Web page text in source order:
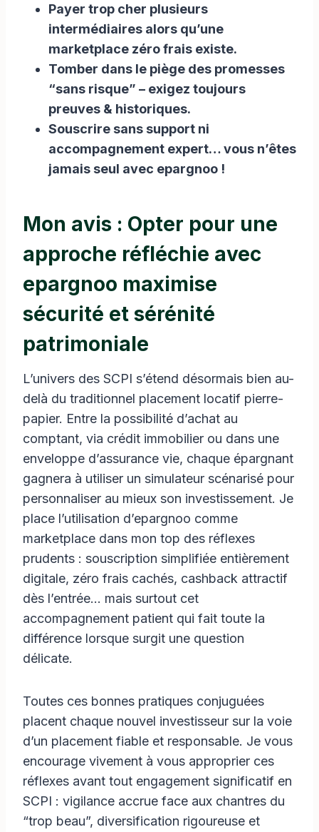
Payer trop cher plusieurs
intermédiaires alors qu’une
marketplace zéro frais existe.
Tomber dans le piège des promesses
“sans risque” – exigez toujours
preuves & historiques.
Souscrire sans support ni
accompagnement expert… vous n’êtes
jamais seul avec epargnoo !
Mon avis : Opter pour une
approche réfléchie avec
epargnoo maximise
sécurité et sérénité
patrimoniale
L’univers des SCPI s’étend désormais bien au-
delà du traditionnel placement locatif pierre-
papier. Entre la possibilité d’achat au
comptant, via crédit immobilier ou dans une
enveloppe d’assurance vie, chaque épargnant
gagnera à utiliser un simulateur scénarisé pour
personnaliser au mieux son investissement. Je
place l’utilisation d’epargnoo comme
marketplace dans mon top des réflexes
prudents : souscription simplifiée entièrement
digitale, zéro frais cachés, cashback attractif
dès l’entrée… mais surtout cet
accompagnement patient qui fait toute la
différence lorsque surgit une question
délicate.
Toutes ces bonnes pratiques conjuguées
placent chaque nouvel investisseur sur la voie
d’un placement fiable et responsable. Je vous
encourage vivement à vous approprier ces
réflexes avant tout engagement significatif en
SCPI : vigilance accrue face aux chantres du
“trop beau”, diversification rigoureuse et